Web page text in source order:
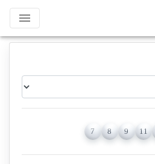
menu
7 8 9 11